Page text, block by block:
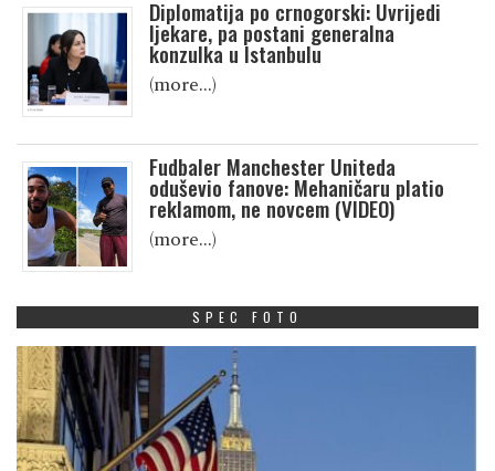
Diplomatija po crnogorski: Uvrijedi
ljekare, pa postani generalna
konzulka u Istanbulu
(more…)
Fudbaler Manchester Uniteda
oduševio fanove: Mehaničaru platio
reklamom, ne novcem (VIDEO)
(more…)
SPEC FOTO